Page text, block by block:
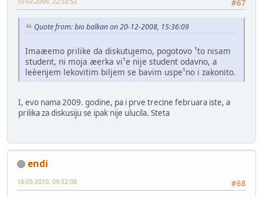
#67
Quote from: bio balkan on 20-12-2008, 15:36:09
Imaæemo prilike da diskutujemo, pogotovo ¹to nisam
student, ni moja æerka vi¹e nije student odavno, a
leèenjem lekovitim biljem se bavim uspe¹no i zakonito.
I, evo nama 2009. godine, pa i prve trecine februara iste, a
prilika za diskusiju se ipak nije ulucila. Steta
endi
#68
16-05-2010, 09:52:08